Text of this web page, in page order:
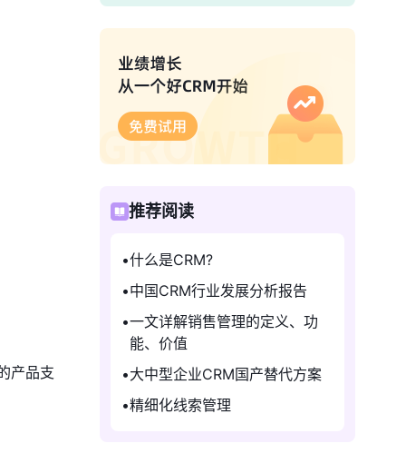
产品支
推荐阅读
什么是CRM?
中国CRM行业发展分析报告
一文详解销售管理的定义、功
能、价值
大中型企业CRM国产替代方案
精细化线索管理